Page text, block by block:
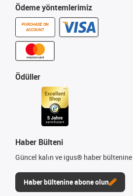
Ödeme yöntemlerimiz
PURCHASE ON
ACCOUNT
Ödüller
Haber Bülteni
Güncel kalın ve igus® haber
Haber bültenine abone olun